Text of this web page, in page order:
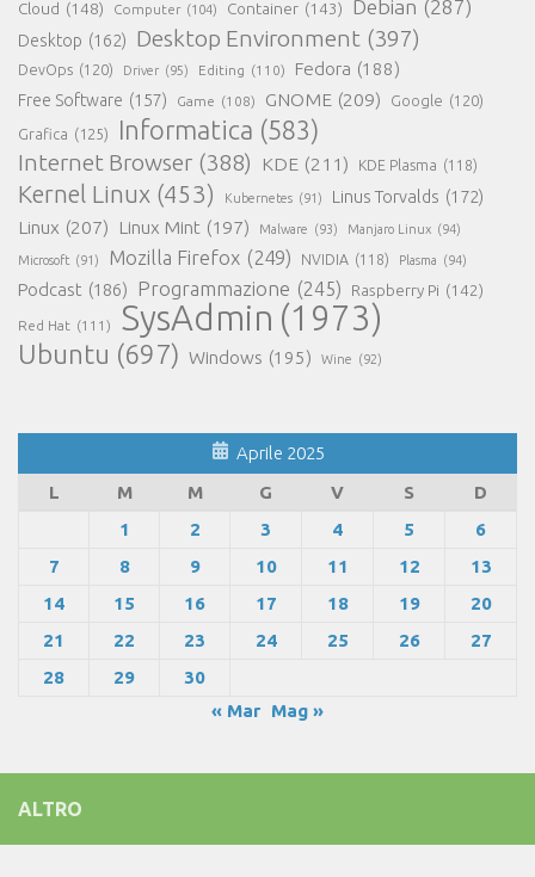
Cloud (148) Computer (104) Container (143) Debian (287)
Desktop (162) Desktop Environment (397)
DevOps (120) Driver (95) Editing (110) Fedora (188)
Free Software (157) Game (108) GNOME (209) Google (120)
Grafica (125) Informatica (583)
Internet Browser (388) KDE (211) KDE Plasma (118)
Kernel Linux (453) Kubernetes (91) Linus Torvalds (172)
Linux (207) Linux Mint (197) Malware (93) Manjaro Linux (94)
Microsoft (91) Mozilla Firefox (249) NVIDIA (118) Plasma (94)
Podcast (186) Programmazione (245) Raspberry Pi (142)
Red Hat (111) SysAdmin (1973)
Ubuntu (697) Windows (195) Wine (92)
Aprile 2025
L
M M G V S
D
1
2 3 4 5
6
7
8 9 10 11 12
13
14
15 16 17 18 19
20
21
22 23 24 25 26
27
28
29
30
« Mar Mag »
ALTRO